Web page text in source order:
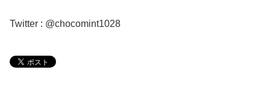
Twitter : @chocomint1028